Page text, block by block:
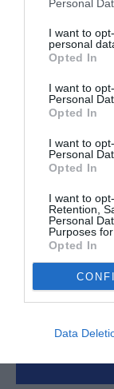
Personal
I want to
personal
Opted In
I want to
Personal
Opted In
I want to
Personal
Opted In
I want to
Retention,
Personal
Purposes
Opted In
Data
Boeing 777-
Avec la
Shanghaï
régionaux
depuis Paris
Paris et
Francfort avec
et maintenant
La Chine nous
l’Europe et se
États-Unis, la
chômage à
institutions non-